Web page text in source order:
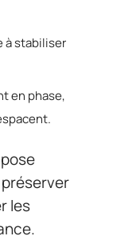
à stabiliser
en phase,
les